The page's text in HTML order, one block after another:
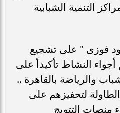
التنمية الشبابية
فوزى " على تشجيع
النشاط تأكيداً على
والرياضة بالقاهرة ..
لتحفيزهم على
منصات التتويج